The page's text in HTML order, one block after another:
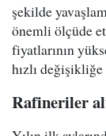
şekilde
önemli ölçüde
fiyatlarının
hızlı
Rafineriler